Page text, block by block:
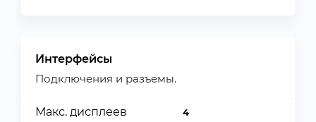
Интерфейсы
Подключения и разъемы.
Макс. дисплеев 4